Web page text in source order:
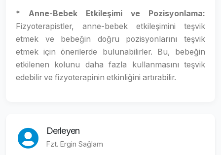
* Anne-Bebek Etkileşimi ve Pozisyonlama:
Fizyoterapistler, anne-bebek etkileşimini teşvik
etmek ve bebeğin doğru pozisyonlarını teşvik
etmek için önerilerde bulunabilirler. Bu, bebeğin
etkilenen kolunu daha fazla kullanmasını teşvik
edebilir ve fizyoterapinin etkinliğini artırabilir.
Derleyen
Fzt. Ergin Sağlam